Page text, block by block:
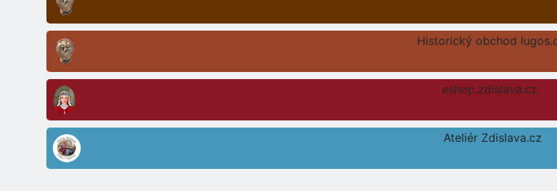
Historický obchod
eshop.zdislava.cz
Ateliér Zdislava.cz